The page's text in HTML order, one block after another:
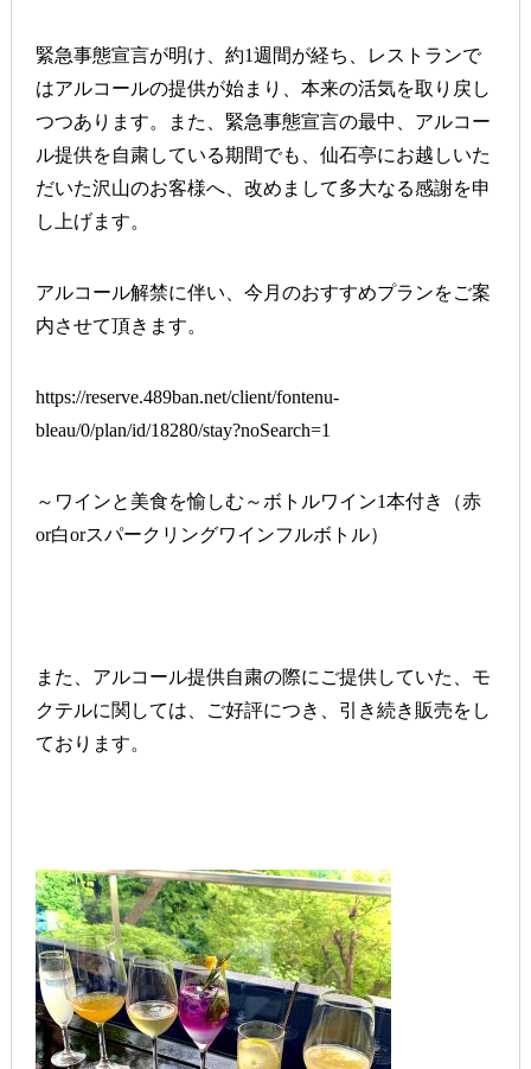
緊急事態宣言が明け、約1週間が経ち、レストランで
はアルコールの提供が始まり、本来の活気を取り戻し
つつあります。また、緊急事態宣言の最中、アルコー
ル提供を自粛している期間でも、仙石亭にお越しいた
だいた沢山のお客様へ、改めまして多大なる感謝を申
し上げます。
アルコール解禁に伴い、今月のおすすめプランをご案
内させて頂きます。
https://reserve.489ban.net/client/fontenu-
bleau/0/plan/id/18280/stay?noSearch=1
～ワインと美食を愉しむ～ボトルワイン1本付き（赤
or白orスパークリングワインフルボトル）
また、アルコール提供自粛の際にご提供していた、モ
クテルに関しては、ご好評につき、引き続き販売をし
ております。